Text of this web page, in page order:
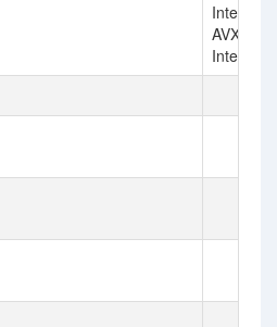
Intel®
AVX,
Intel®